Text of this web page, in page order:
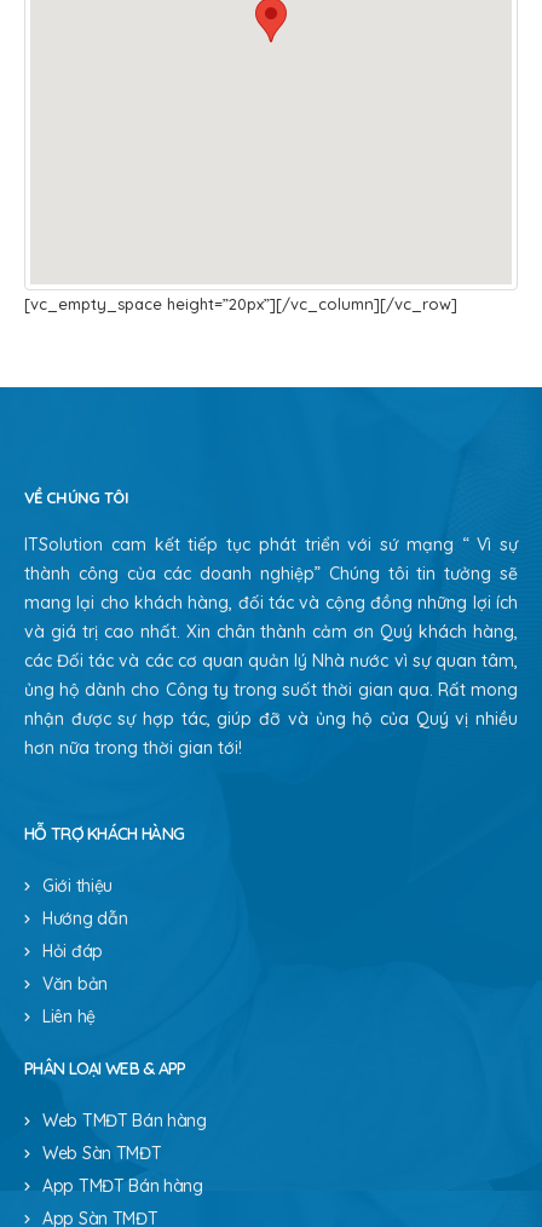
[vc_empty_space height=”20px”][/vc_column][/vc_row]
VỀ CHÚNG TÔI
ITSolution cam kết tiếp tục phát triển với sứ mạng “ Vì sự
thành công của các doanh nghiệp” Chúng tôi tin tưởng sẽ
mang lại cho khách hàng, đối tác và cộng đồng những lợi ích
và giá trị cao nhất. Xin chân thành cảm ơn Quý khách hàng,
các Đối tác và các cơ quan quản lý Nhà nước vì sự quan tâm,
ủng hộ dành cho Công ty trong suốt thời gian qua. Rất mong
nhận được sự hợp tác, giúp đỡ và ủng hộ của Quý vị nhiều
hơn nữa trong thời gian tới!
HỖ TRỢ KHÁCH HÀNG
Giới thiệu
Hướng dẫn
Hỏi đáp
Văn bản
Liên hệ
PHÂN LOẠI WEB & APP
Web TMĐT Bán hàng
Web Sàn TMĐT
App TMĐT Bán hàng
App Sàn TMĐT